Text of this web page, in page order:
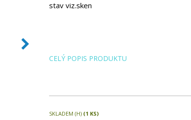
stav viz.sken
CELÝ POPIS PRODUKTU
SKLADEM (H) (1 KS)